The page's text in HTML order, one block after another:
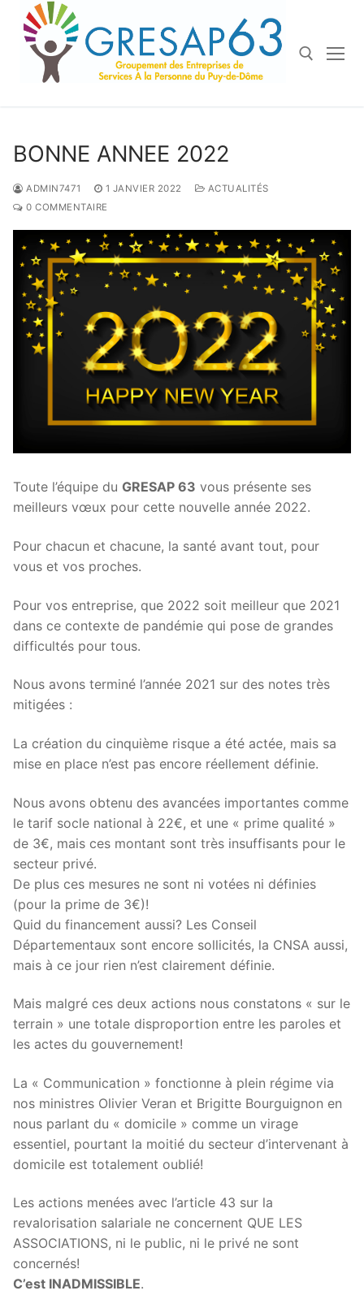
contenu
BONNE ANNEE 2022
ADMIN7471 1 JANVIER 2022
ACTUALITÉS
0 COMMENTAIRE
Toute l’équipe du GRESAP 63 vous présente ses
meilleurs vœux pour cette nouvelle année 2022.
Pour chacun et chacune, la santé avant tout, pour
vous et vos proches.
Pour vos entreprise, que 2022 soit meilleur que 2021
dans ce contexte de pandémie qui pose de grandes
difficultés pour tous.
Nous avons terminé l’année 2021 sur des notes très
mitigées :
La création du cinquième risque a été actée, mais sa
mise en place n’est pas encore réellement définie.
Nous avons obtenu des avancées importantes comme
le tarif socle national à 22€, et une « prime qualité »
de 3€, mais ces montant sont très insuffisants pour le
secteur privé.
De plus ces mesures ne sont ni votées ni définies
(pour la prime de 3€)!
Quid du financement aussi? Les Conseil
Départementaux sont encore sollicités, la CNSA aussi,
mais à ce jour rien n’est clairement définie.
Mais malgré ces deux actions nous constatons « sur le
terrain » une totale disproportion entre les paroles et
les actes du gouvernement!
La « Communication » fonctionne à plein régime via
nos ministres Olivier Veran et Brigitte Bourguignon en
nous parlant du « domicile » comme un virage
essentiel, pourtant la moitié du secteur d’intervenant à
domicile est totalement oublié!
Les actions menées avec l’article 43 sur la
revalorisation salariale ne concernent QUE LES
ASSOCIATIONS, ni le public, ni le privé ne sont
concernés!
C’est INADMISSIBLE.